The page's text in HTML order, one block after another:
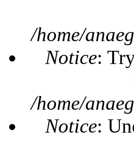
/home/
Notice:
/home/
Notice: